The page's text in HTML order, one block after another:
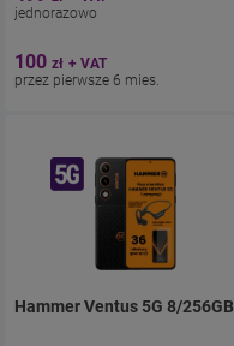
Pamięć 256 GB
jednorazowo
100 zł + VAT
przez pierwsze 6 mies.
Hammer Ventus 5G 8/256GB